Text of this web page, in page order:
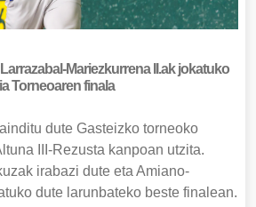
Mariezkurrena II.ak jokatuko
Torneoaren finala
dute Gasteizko torneoko
III-Rezusta kanpoan utzita.
irabazi dute eta Amiano-
dute larunbateko beste finalean.